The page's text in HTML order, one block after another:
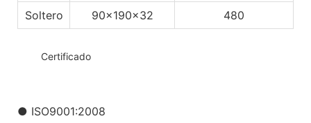
Soltero
90x190x32 480
Certificado
● ISO9001:2008